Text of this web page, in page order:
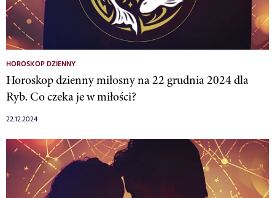
HOROSKOP DZIENNY
Horoskop dzienny miłosny na 22 grudnia 2024 dla
Ryb. Co czeka je w miłości?
22.12.2024